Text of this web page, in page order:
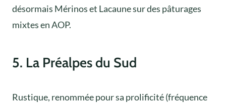
désormais Mérinos et Lacaune sur des pâturages
mixtes en AOP.
5. La Préalpes du Sud
Rustique, renommée pour sa prolificité (fréquence